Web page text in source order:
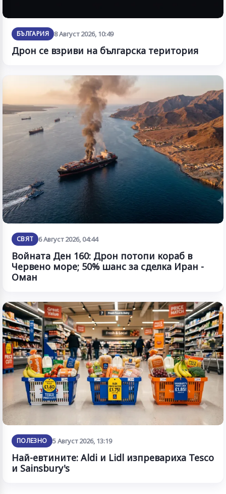
БЪЛГАРИЯ 8 Август 2026, 10:49
Дрон се взриви на българска територия
СВЯТ 6 Август 2026, 04:44
Войната Ден 160: Дрон потопи кораб в
Червено море; 50% шанс за сделка Иран -
Оман
ПОЛЕЗНО 5 Август 2026, 13:19
Най-евтините: Aldi и Lidl изпревариха Tesco
и Sainsbury's